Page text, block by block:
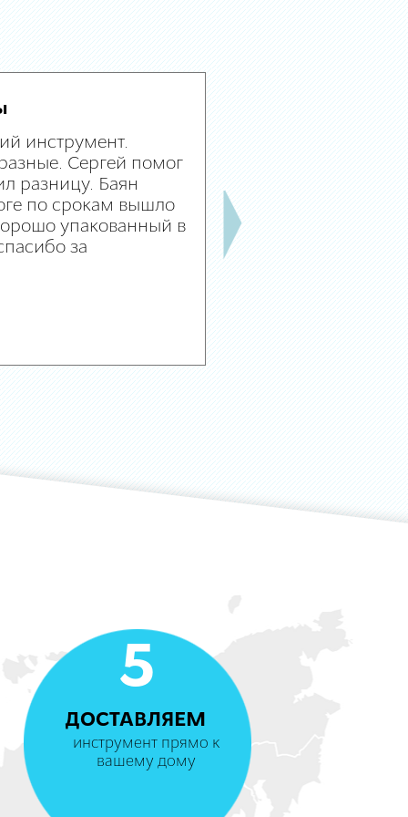
инструмент.
Сергей помог
разницу. Баян
по срокам вышло
упакованный в
за
5
ДОСТАВЛЯЕМ
инструмент прямо к
вашему дому